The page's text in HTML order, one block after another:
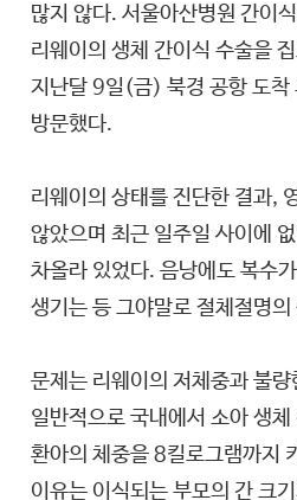
많지 않다. 서울아산병원 간이
리웨이의 생체 간이식 수술을
지난달 9일(금) 북경 공항 도착
방문했다.
리웨이의 상태를 진단한 결과,
않았으며 최근 일주일 사이에
차올라 있었다. 음낭에도 복수
생기는 등 그야말로 절체절명의
문제는 리웨이의 저체중과 불
일반적으로 국내에서 소아 생
환아의 체중을 8킬로그램까지
이유는 이식되는 부모의 간 크